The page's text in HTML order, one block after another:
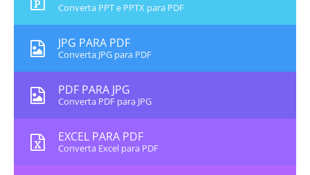
Converta PPT e PPTX para PDF
JPG PARA PDF
Converta JPG para PDF
PDF PARA JPG
Converta PDF para JPG
EXCEL PARA PDF
Converta Excel para PDF